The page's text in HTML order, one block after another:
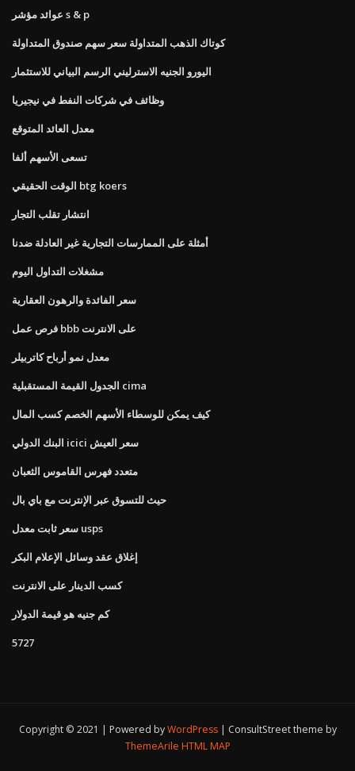
عوائد مؤشر s & p
كوتاك الذهب المتداولة سعر سهم صندوق المتداولة
اليورو الجنيه الاسترليني الرسم البياني للاستثمار
وظائف في شركات النفط في نيجيريا
معدل العائد المتوقع
تسعى الأسهم ألفا
الوقت الحقيقي btg koers
انتشار تقلب التجار
أمثلة على الممارسات التجارية غير العادلة ضدنا
مشغلات التداول اليوم
سعر الفائدة والرهون العقارية
فرص عمل bbb على الانترنت
معدل نمو أرباح كاتربيلر
الجدول القيمة المستقبلية cima
كيف يمكن للوسطاء الأسهم الخصم كسب المال
البنك الدولي icici سعر العيش
متعدد فهرس القاموس الثعبان
حيث للتسوق عبر الإنترنت مع باي بال
سعر ثابت معدل usps
إغلاق عقد وسائل الإعلام البكر
كسب الدينار على الانترنت
كم جنيه هو قيمة الدولار
5727
Copyright © 2021 | Powered byWordPress
ConsultStreet theme by
ThemeArile HTML MAP